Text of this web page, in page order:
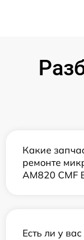
Какие
ремонте
AM820 CMF
Есть ли у